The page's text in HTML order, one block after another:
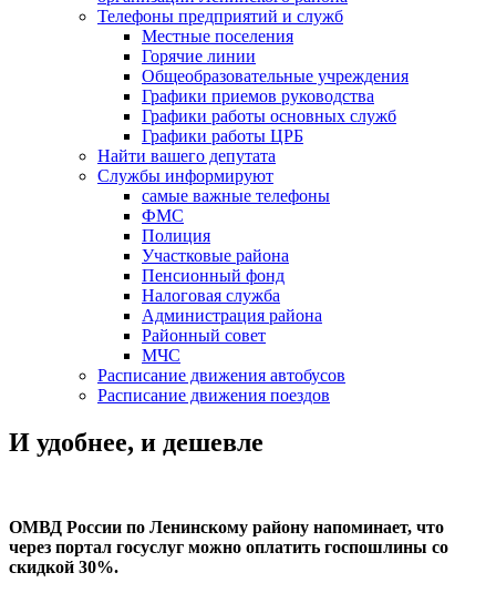
Телефоны предприятий и служб
Местные поселения
Горячие линии
Общеобразовательные учреждения
Графики приемов руководства
Графики работы основных служб
Графики работы ЦРБ
Найти вашего депутата
Службы информируют
самые важные телефоны
ФМС
Полиция
Участковые района
Пенсионный фонд
Налоговая служба
Администрация района
Районный совет
МЧС
Расписание движения автобусов
Расписание движения поездов
И удобнее, и дешевле
ОМВД России по Ленинскому району напоминает, что
через портал госуслуг можно оплатить госпошлины со
скидкой 30%.